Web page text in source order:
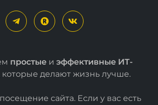
простые и эффективные ИТ-
которые делают жизнь лучше.
сайта. Если у вас есть